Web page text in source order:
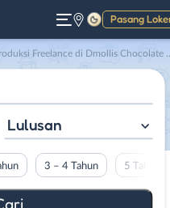
Pasang
Gelap
Freelance di Dmollis Chocolate & Scented Crafter
Lulusan
3 – 4 Tahun 5 Tahun